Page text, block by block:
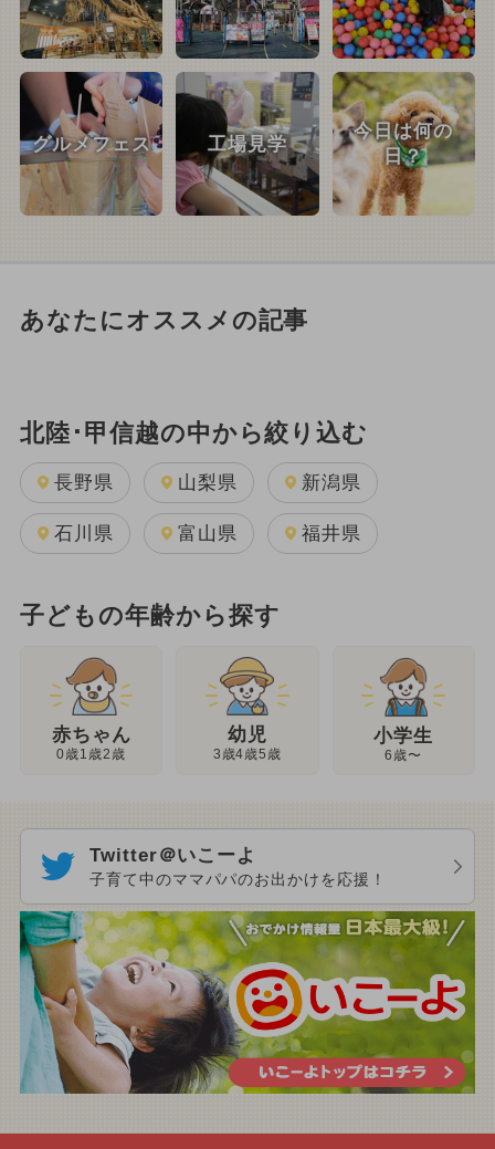
グルメフェス 工場見学
今日は何の
日？
あなたにオススメの記事
北陸･甲信越の中から絞り込む
長野県 山梨県 新潟県
石川県 富山県 福井県
子どもの年齢から探す
赤ちゃん
0歳1歳2歳
幼児
3歳4歳5歳
小学生
6歳〜
Twitter＠いこーよ
子育て中のママパパのお出かけを応援！